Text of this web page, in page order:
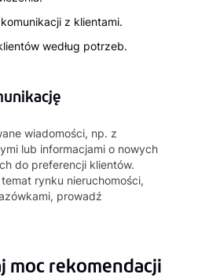
z klientami.
według potrzeb.
wiadomości, np. z
lub informacjami o nowych
do preferencji klientów.
rynku nieruchomości,
prowadź
moc rekomendacji